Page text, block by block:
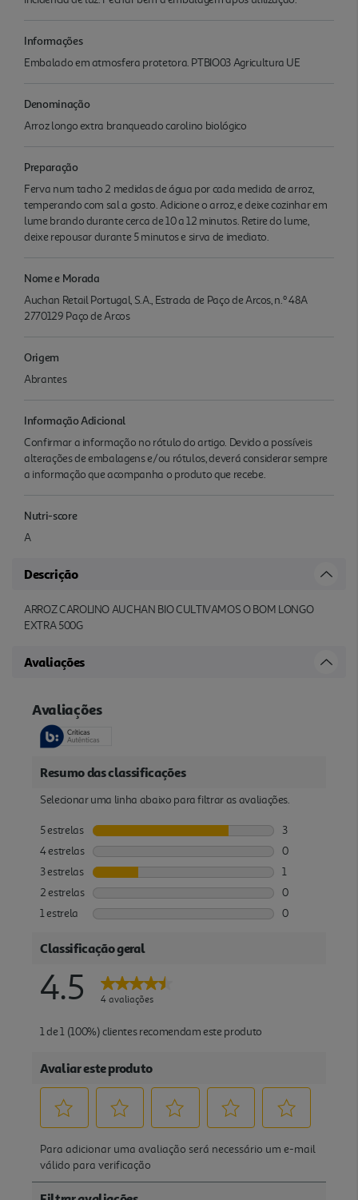
Informações
Embalado em atmosfera protetora. PTBIO03 Agricultura UE
Denominação
Arroz longo extra branqueado carolino biológico
Preparação
Ferva num tacho 2 medidas de água por cada medida de arroz,
temperando com sal a gosto. Adicione o arroz, e deixe cozinhar em
lume brando durante cerca de 10 a 12 minutos. Retire do lume,
deixe repousar durante 5 minutos e sirva de imediato.
Nome e Morada
Auchan Retail Portugal, S.A., Estrada de Paço de Arcos, n.º 48A
2770129 Paço de Arcos
Origem
Abrantes
Informação Adicional
Confirmar a informação no rótulo do artigo. Devido a possíveis
alterações de embalagens e/ou rótulos, deverá considerar sempre
a informação que acompanha o produto que recebe.
Nutri-score
A
Descrição
ARROZ CAROLINO AUCHAN BIO CULTIVAMOS O BOM LONGO
EXTRA 500G
Avaliações